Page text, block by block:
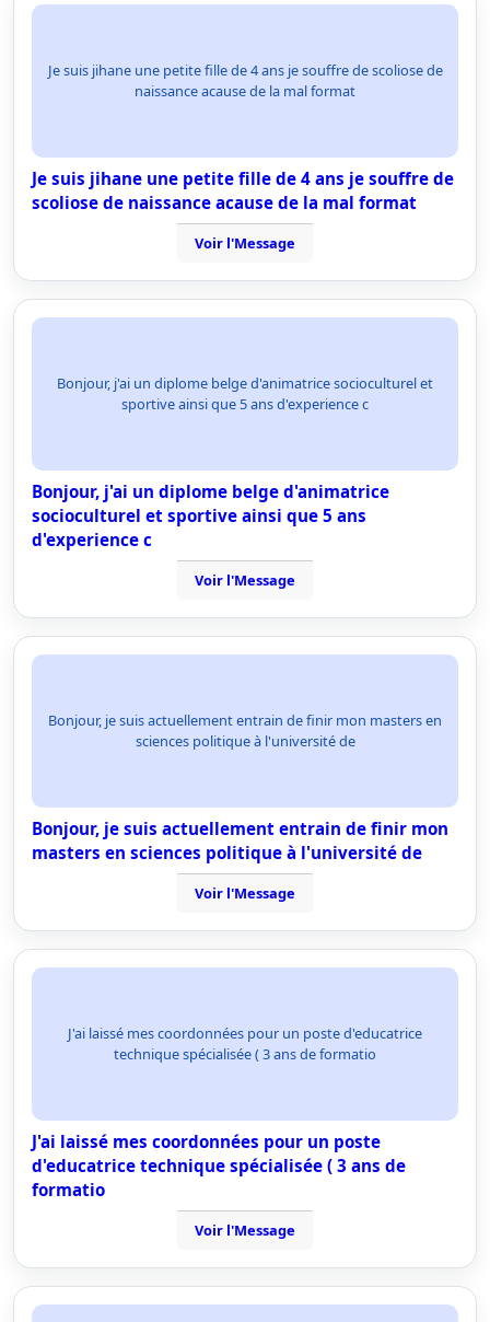
Je suis jihane une petite fille de 4 ans je souffre de scoliose de
naissance acause de la mal format
Je suis jihane une petite fille de 4 ans je souffre de
scoliose de naissance acause de la mal format
Voir l'Message
Bonjour, j'ai un diplome belge d'animatrice socioculturel et
sportive ainsi que 5 ans d'experience c
Bonjour, j'ai un diplome belge d'animatrice
socioculturel et sportive ainsi que 5 ans
d'experience c
Voir l'Message
Bonjour, je suis actuellement entrain de finir mon masters en
sciences politique à l'université de
Bonjour, je suis actuellement entrain de finir mon
masters en sciences politique à l'université de
Voir l'Message
J'ai laissé mes coordonnées pour un poste d'educatrice
technique spécialisée ( 3 ans de formatio
J'ai laissé mes coordonnées pour un poste
d'educatrice technique spécialisée ( 3 ans de
formatio
Voir l'Message